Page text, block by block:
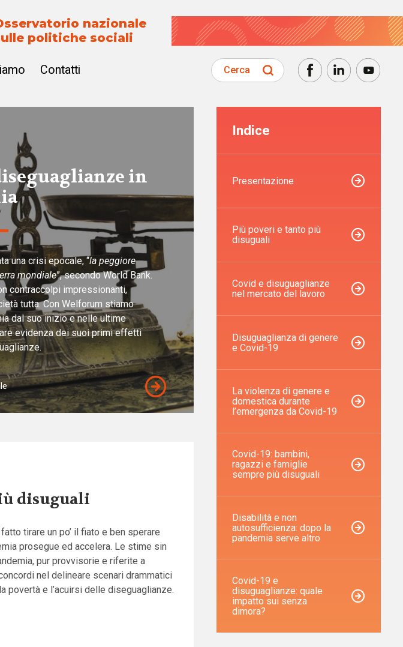
nazionale
politiche sociali
Contatti Cerca
in
una crisi epocale, “la peggiore
mondiale”, secondo World Bank.
contraccolpi impressionanti,
tutta. Con Welforum stiamo
dal suo inizio e nelle ultime
evidenza dei suoi primi effetti
disuguali
tirare un po’ il fiato e ben sperare
prosegue ed accelera. Le stime sin
pur provvisorie e riferite a
nel delineare scenari drammatici
povertà e l’acuirsi delle diseguaglianze.
Indice
Presentazione
Più poveri e tanto più
disuguali
Covid e disuguaglianze
nel mercato del lavoro
Disuguaglianza di genere
e Covid-19
La violenza di genere e
domestica durante
l’emergenza da Covid-19
Covid-19: bambini,
ragazzi e famiglie
sempre più disuguali
Disabilità e non
autosufficienza: dopo la
pandemia serve altro
Covid-19 e
disuguaglianze: quale
impatto sui senza
dimora?